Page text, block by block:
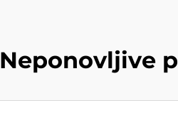
Neponovljive